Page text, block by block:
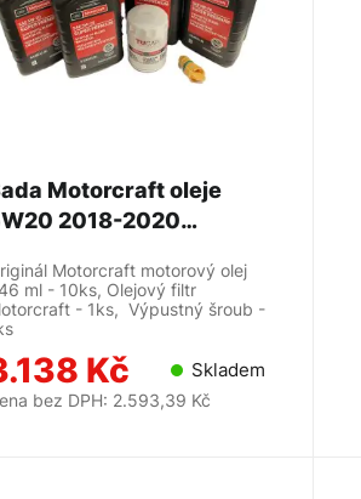
Motorcraft oleje
2018-2020
MOTORCRAFT
Motorcraft motorový olej
ml - 10ks, Olejový filtr
- 1ks, Výpustný šroub -
Kč Skladem
bez DPH: 2.593,39 Kč